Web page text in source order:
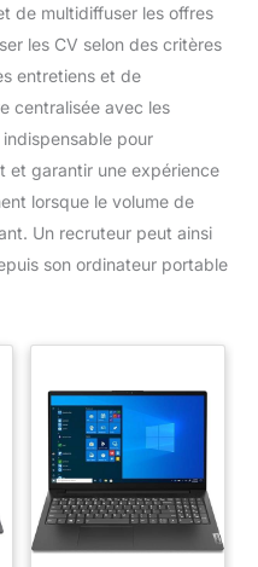
de multidiffuser les offres
les CV selon des critères
entretiens et de
centralisée avec les
pour
et garantir une expérience
lorsque le volume de
Un recruteur peut ainsi
son ordinateur portable